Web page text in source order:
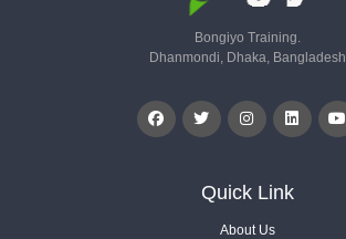
Bongiyo Training.
Dhanmondi, Dhaka, Bangladesh
Quick Link
About Us